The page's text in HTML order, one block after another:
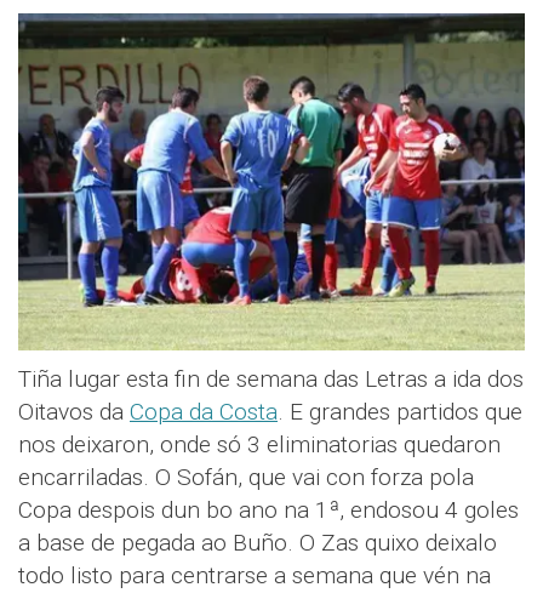
Tiña lugar esta fin de semana das Letras a ida dos
Oitavos da Copa da Costa. E grandes partidos que
nos deixaron, onde só 3 eliminatorias quedaron
encarriladas. O Sofán, que vai con forza pola
Copa despois dun bo ano na 1ª, endosou 4 goles
a base de pegada ao Buño. O Zas quixo deixalo
todo listo para centrarse a semana que vén na